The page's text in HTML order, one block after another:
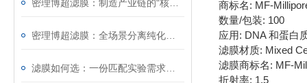
商标名: MF-
数量/包装: 100
应用: DNA 和蛋白
滤膜材质: Mixed
滤膜商标名: MF-
折射率: 1.5